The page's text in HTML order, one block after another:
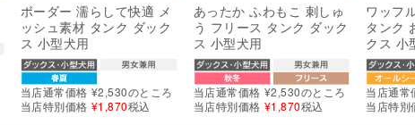
ボーダー 濡らして快適 メ
ッシュ素材 タンク ダック
ス 小型犬用
当店通常価格 ¥2,530のところ
当店特別価格 ¥1,870税込
あったか ふわもこ 刺しゅ
う フリース タンク ダック
ス 小型犬用
当店通常価格 ¥2,530のところ
当店特別価格 ¥1,870税込
ワッフ
タンク
クス 小
当店通常
当店特別